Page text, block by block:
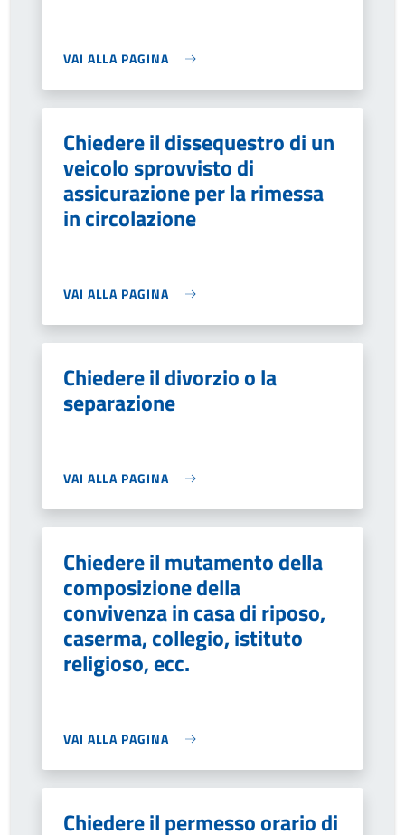
VAI ALLA PAGINA
Chiedere il dissequestro di un
veicolo sprovvisto di
assicurazione per la rimessa
in circolazione
VAI ALLA PAGINA
Chiedere il divorzio o la
separazione
VAI ALLA PAGINA
Chiedere il mutamento della
composizione della
convivenza in casa di riposo,
caserma, collegio, istituto
religioso, ecc.
VAI ALLA PAGINA
Chiedere il permesso orario di